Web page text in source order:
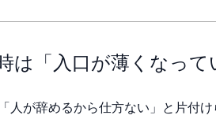
は「入口が薄くなって
人が辞めるから仕方ない」と片付け